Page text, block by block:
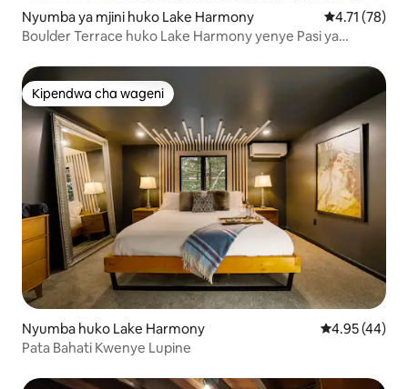
Nyumba ya mjini huko Lake Harmony Ukadiriaji wa
4.71 (78)
Boulder Terrace huko Lake Harmony yenye Pasi ya
Kipendwa cha wageni
Kipendwa cha wageni
Nyumba huko Lake Harmony Ukadiriaji wa
4.95 (44)
Pata Bahati Kwenye Lupine